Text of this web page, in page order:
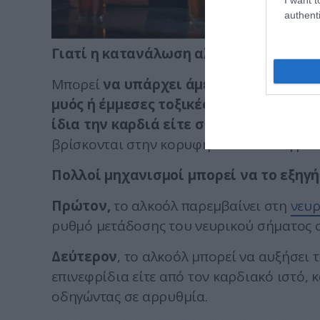
Γιατί η κατανάλωση αλκοόλ
Μπορεί να υπάρχει άμεση τοξική
μυός ή έμμεσες τοξικές επιδράσεις
ίδια την καρδιά είτε σε άλλα όργανα,
βρίσκονται στην κορυφή του κάθε νεφρού.
Πολλοί μηχανισμοί μπορεί να το
Πρώτον, το αλκοόλ παρεμβαίνει στη
ρυθμό μετάδοσης του νευρικού σήματος
Δεύτερον, το αλκοόλ μπορεί να αυξήσει
επινεφρίδια είτε από τον καρδιακό
οδηγώντας σε αρρυθμία.